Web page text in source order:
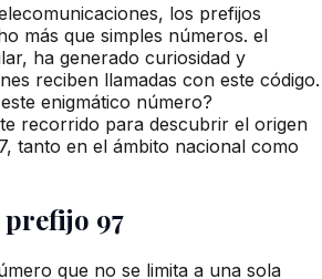
los prefijos
más que simples números. el
ha generado curiosidad y
reciben llamadas con este código.
enigmático número?
recorrido para descubrir el origen
tanto en el ámbito nacional como
97
que no se limita a una sola